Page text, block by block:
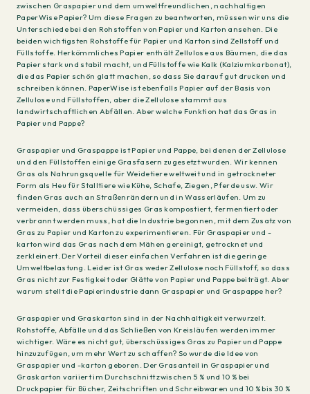
zwischen Graspapier und dem umweltfreundlichen, nachhaltigen
PaperWise Papier? Um diese Fragen zu beantworten, müssen wir uns die
Unterschiede bei den Rohstoffen von Papier und Karton ansehen. Die
beiden wichtigsten Rohstoffe für Papier und Karton sind Zellstoff und
Füllstoffe. Herkömmliches Papier enthält Zellulose aus Bäumen, die das
Papier stark und stabil macht, und Füllstoffe wie Kalk (Kalziumkarbonat),
die das Papier schön glatt machen, so dass Sie darauf gut drucken und
schreiben können. PaperWise ist ebenfalls Papier auf der Basis von
Zellulose und Füllstoffen, aber die Zellulose stammt aus
landwirtschaftlichen Abfällen. Aber welche Funktion hat das Gras in
Papier und Pappe?
Graspapier und Graspappe ist Papier und Pappe, bei denen der Zellulose
und den Füllstoffen einige Grasfasern zugesetzt wurden. Wir kennen
Gras als Nahrungsquelle für Weidetiere weltweit und in getrockneter
Form als Heu für Stalltiere wie Kühe, Schafe, Ziegen, Pferde usw. Wir
finden Gras auch an Straßenrändern und in Wasserläufen. Um zu
vermeiden, dass überschüssiges Gras kompostiert, fermentiert oder
verbrannt werden muss, hat die Industrie begonnen, mit dem Zusatz von
Gras zu Papier und Karton zu experimentieren. Für Graspapier und -
karton wird das Gras nach dem Mähen gereinigt, getrocknet und
zerkleinert. Der Vorteil dieser einfachen Verfahren ist die geringe
Umweltbelastung. Leider ist Gras weder Zellulose noch Füllstoff, so dass
Gras nicht zur Festigkeit oder Glätte von Papier und Pappe beiträgt. Aber
warum stellt die Papierindustrie dann Graspapier und Graspappe her?
Graspapier und Graskarton sind in der Nachhaltigkeit verwurzelt.
Rohstoffe, Abfälle und das Schließen von Kreisläufen werden immer
wichtiger. Wäre es nicht gut, überschüssiges Gras zu Papier und Pappe
hinzuzufügen, um mehr Wert zu schaffen? So wurde die Idee von
Graspapier und -karton geboren. Der Grasanteil in Graspapier und
Graskarton variiert im Durchschnitt zwischen 5 % und 10 % bei
Druckpapier für Bücher, Zeitschriften und Schreibwaren und 10 % bis 30 %